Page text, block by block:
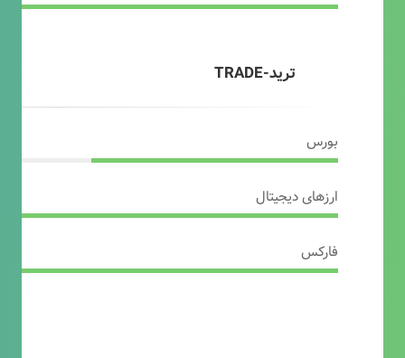
ترید-TRADE
بورس
ارزهای دیجیتال
فارکس